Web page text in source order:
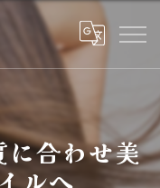
に合わせ美